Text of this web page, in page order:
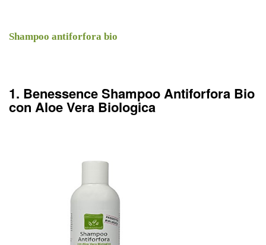
Shampoo antiforfora bio
1. Benessence Shampoo Antiforfora Bio
con Aloe Vera Biologica